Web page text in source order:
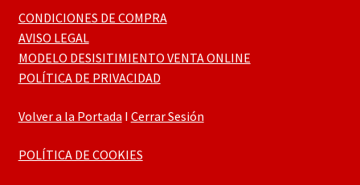
CONDICIONES DE COMPRA
AVISO LEGAL
MODELO DESISITIMIENTO VENTA ONLINE
POLÍTICA DE PRIVACIDAD
Volver a la Portada I Cerrar Sesión
POLÍTICA DE COOKIES